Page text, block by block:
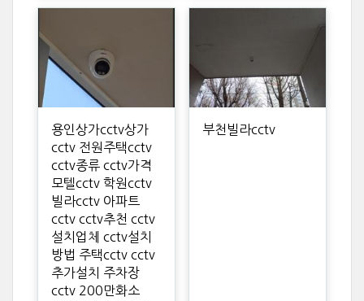
용인상가cctv상가
cctv 전원주택cctv
cctv종류 cctv가격
모텔cctv 학원cctv
빌라cctv 아파트
cctv cctv추천 cctv
설치업체 cctv설치
방법 주택cctv cctv
추가설치 주차장
cctv 200만화소
부천빌라cctv